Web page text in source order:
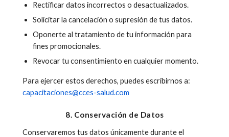
Rectificar datos incorrectos o desactualizados.
Solicitar la cancelación o supresión de tus datos.
Oponerte al tratamiento de tu información para
fines promocionales.
Revocar tu consentimiento en cualquier momento.
Para ejercer estos derechos, puedes escribirnos a:
capacitaciones@cces-salud.com
8. Conservación de Datos
Conservaremos tus datos únicamente durante el